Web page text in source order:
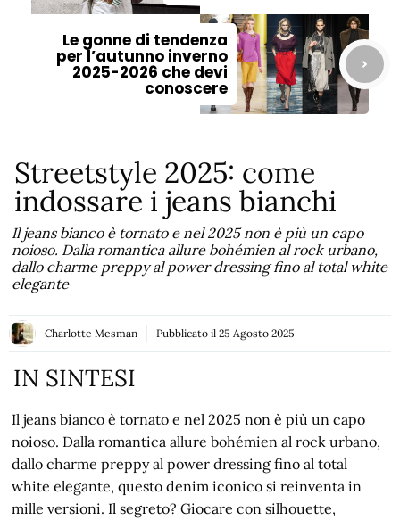
Le gonne di tendenza
per l’autunno inverno
2025-2026 che devi
conoscere
Streetstyle 2025: come
indossare i jeans bianchi
Il jeans bianco è tornato e nel 2025 non è più un capo
noioso. Dalla romantica allure bohémien al rock urbano,
dallo charme preppy al power dressing fino al total white
elegante
Charlotte Mesman Pubblicato il 25 Agosto 2025
IN SINTESI
Il jeans bianco è tornato e nel 2025 non è più un capo
noioso. Dalla romantica allure bohémien al rock urbano,
dallo charme preppy al power dressing fino al total
white elegante, questo denim iconico si reinventa in
mille versioni. Il segreto? Giocare con silhouette,